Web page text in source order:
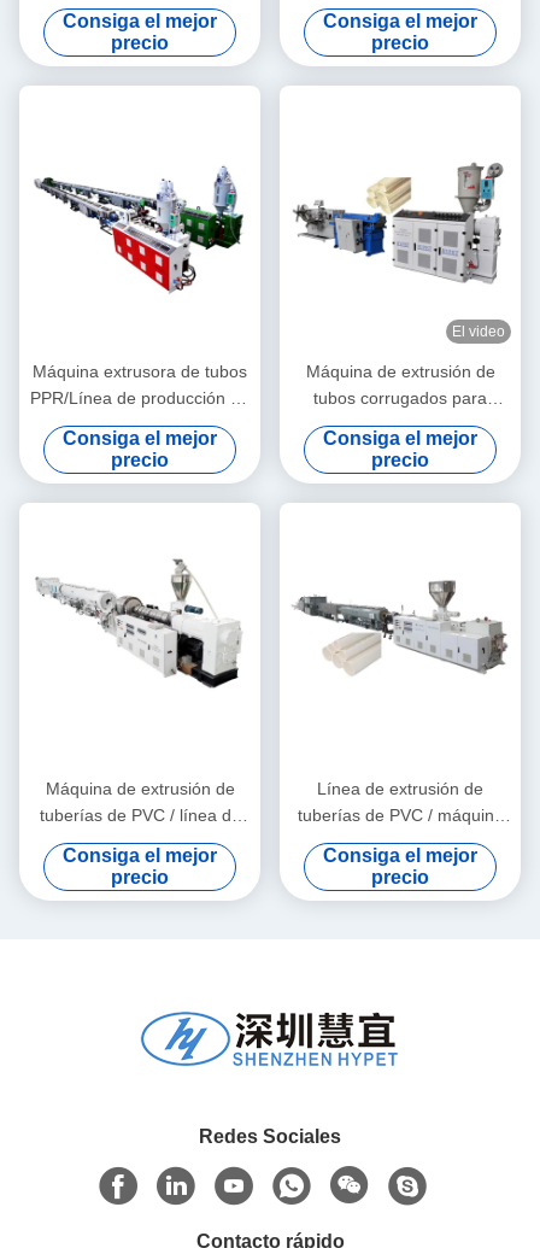
de calidad estable con
extrusora de tornillo gemelo
cónico HYZS65/132
Consiga el mejor
precio
de tornillo único de alta
velocidad de 16 a 32 mm
SJ90/33
Consiga el mejor
precio
Máquina extrusora de tubos
PPR/Línea de producción de
tubos PPR 20-63
Consiga el mejor
precio
El video
Máquina de extrusión de
tubos corrugados para
material de granulados de
PE y PVC
Consiga el mejor
precio
Máquina de extrusión de
tuberías de PVC / línea de
producción de tuberías de
PVC 315-630
Consiga el mejor
precio
Línea de extrusión de
tuberías de PVC / máquina
de fabricación de tuberías
de PVC 160
Consiga el mejor
precio
Redes Sociales
Contacto rápido